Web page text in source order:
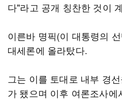
다"라고 공개 칭찬한 것이
이른바 명픽(이 대통령의
대세론에 올라탔다.
그는 이를 토대로 내부 경
가 됐으며 이후 여론조사